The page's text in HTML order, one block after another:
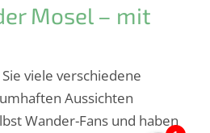
Mosel – mit
viele verschiedene
Aussichten
Wander-Fans und haben